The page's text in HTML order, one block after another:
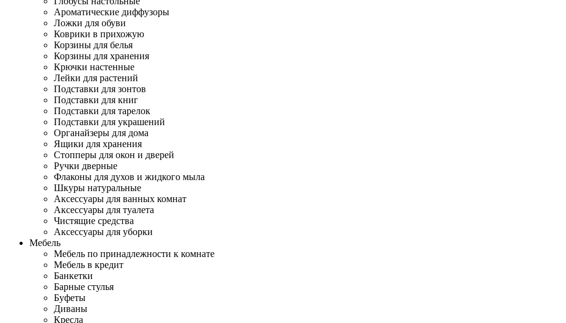
Ароматические диффузоры
Ложки для обуви
Коврики в прихожую
Корзины для белья
Корзины для хранения
Крючки настенные
Лейки для растений
Подставки для зонтов
Подставки для книг
Подставки для тарелок
Подставки для украшений
Органайзеры для дома
Ящики для хранения
Стопперы для окон и дверей
Ручки дверные
Флаконы для духов и жидкого мыла
Шкуры натуральные
Аксессуары для ванных комнат
Аксессуары для туалета
Чистящие средства
Аксессуары для уборки
Мебель
Мебель по принадлежности к комнате
Мебель в кредит
Банкетки
Барные стулья
Буфеты
Диваны
Кресла